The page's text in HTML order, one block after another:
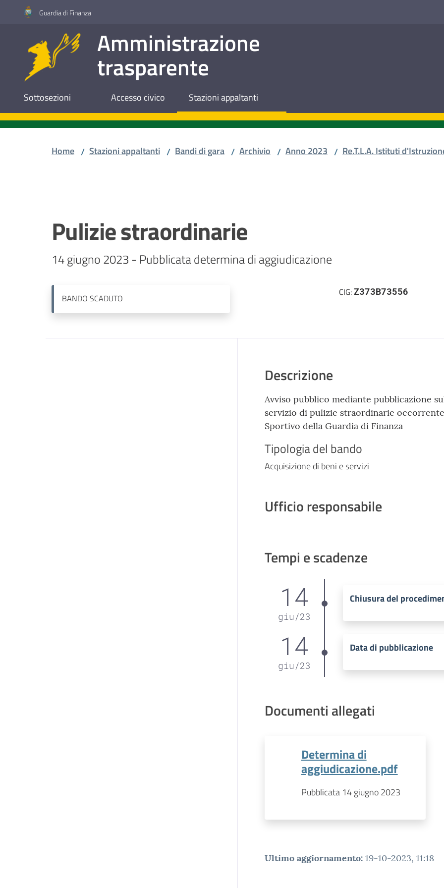
Vai al contenuto
Vai alla navigazione
Vai al footerGuardia di Finanza
Amministrazione
trasparente
Sottosezioni Accesso civico Stazioni appaltanti
Home / Stazioni appaltanti / Bandi di gara / Archivio / Anno 2023 / Re.T.L.A. Istituti
Pulizie straordinarie
14 giugno 2023 - Pubblicata determina di aggiudicazione
BANDO SCADUTO
CIG:Z373B73556
Descrizione
Avviso pubblico mediante pubblicazione
servizio di pulizie straordinarie
Sportivo della Guardia di Finanza
Tipologia del bando
Acquisizione di beni e servizi
Ufficio responsabile
Tempi e scadenze
14
giu /23
Chiusura del
14
giu /23
Data di pubblicazione
Documenti allegati
Determina di
aggiudicazione.pdf
Pubblicata 14 giugno 2023
Ultimo aggiornamento: 19-10-2023, 11:18